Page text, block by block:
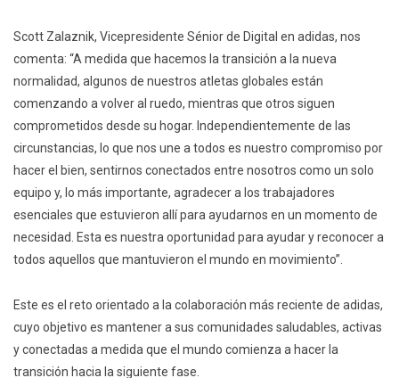
Scott Zalaznik, Vicepresidente Sénior de Digital en adidas, nos
comenta: “A medida que hacemos la transición a la nueva
normalidad, algunos de nuestros atletas globales están
comenzando a volver al ruedo, mientras que otros siguen
comprometidos desde su hogar. Independientemente de las
circunstancias, lo que nos une a todos es nuestro compromiso por
hacer el bien, sentirnos conectados entre nosotros como un solo
equipo y, lo más importante, agradecer a los trabajadores
esenciales que estuvieron allí para ayudarnos en un momento de
necesidad. Esta es nuestra oportunidad para ayudar y reconocer a
todos aquellos que mantuvieron el mundo en movimiento”.
Este es el reto orientado a la colaboración más reciente de adidas,
cuyo objetivo es mantener a sus comunidades saludables, activas
y conectadas a medida que el mundo comienza a hacer la
transición hacia la siguiente fase.